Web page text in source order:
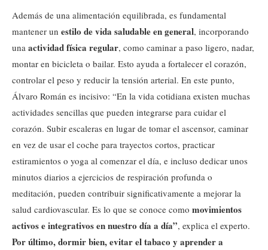
Además de una alimentación equilibrada, es fundamental
mantener un estilo de vida saludable en general, incorporando
una actividad física regular, como caminar a paso ligero, nadar,
montar en bicicleta o bailar. Esto ayuda a fortalecer el corazón,
controlar el peso y reducir la tensión arterial. En este punto,
Álvaro Román es incisivo: “En la vida cotidiana existen muchas
actividades sencillas que pueden integrarse para cuidar el
corazón. Subir escaleras en lugar de tomar el ascensor, caminar
en vez de usar el coche para trayectos cortos, practicar
estiramientos o yoga al comenzar el día, e incluso dedicar unos
minutos diarios a ejercicios de respiración profunda o
meditación, pueden contribuir significativamente a mejorar la
salud cardiovascular. Es lo que se conoce como movimientos
activos e integrativos en nuestro día a día”, explica el experto.
Por último, dormir bien, evitar el tabaco y aprender a